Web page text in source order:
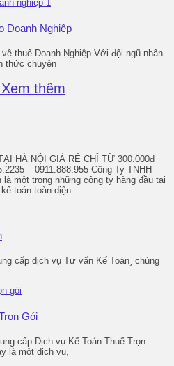
Doanh Nghiệp
thuế Doanh Nghiệp Với đội ngũ nhân
thức chuyên
HÀ NỘI GIÁ RẺ CHỈ TỪ 300.000đ
– 0911.888.955 Công Ty TNHH
một trong những công ty hàng đầu tại
toán toàn diện
cấp dịch vụ Tư vấn Kế Toán¸ chúng
Gói
cấp Dịch vụ Kế Toán Thuế Trọn
là một dịch vụ,